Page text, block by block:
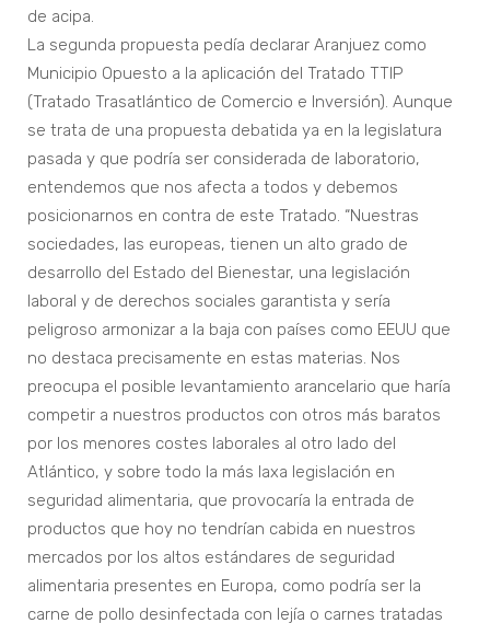
de acipa.
La segunda propuesta pedía declarar Aranjuez como
Municipio Opuesto a la aplicación del Tratado TTIP
(Tratado Trasatlántico de Comercio e Inversión). Aunque
se trata de una propuesta debatida ya en la legislatura
pasada y que podría ser considerada de laboratorio,
entendemos que nos afecta a todos y debemos
posicionarnos en contra de este Tratado. “Nuestras
sociedades, las europeas, tienen un alto grado de
desarrollo del Estado del Bienestar, una legislación
laboral y de derechos sociales garantista y sería
peligroso armonizar a la baja con países como EEUU que
no destaca precisamente en estas materias. Nos
preocupa el posible levantamiento arancelario que haría
competir a nuestros productos con otros más baratos
por los menores costes laborales al otro lado del
Atlántico, y sobre todo la más laxa legislación en
seguridad alimentaria, que provocaría la entrada de
productos que hoy no tendrían cabida en nuestros
mercados por los altos estándares de seguridad
alimentaria presentes en Europa, como podría ser la
carne de pollo desinfectada con lejía o carnes tratadas